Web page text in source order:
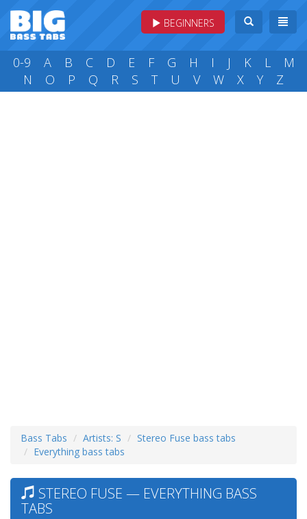
BEGINNERS
0-9 A B C D E F G H I J K L
M
N
O P Q R S T U V W X Y Z
Bass Tabs Artists: S
Stereo Fuse bass tabs
Everything bass tabs
STEREO FUSE — EVERYTHING BASS
TABS